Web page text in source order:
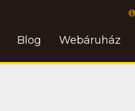
Blog Webáruház